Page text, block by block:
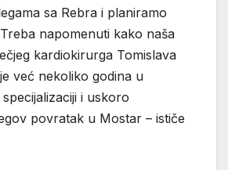
sa Rebra i planiramo
napomenuti kako naša
kardiokirurga Tomislava
već nekoliko godina u
i uskoro
povratak u Mostar – ističe